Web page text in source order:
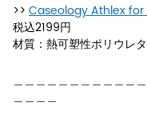
>> Caseology Athlex for
税込2199円
材質：熱可塑性ポリウレ
＿＿＿＿＿＿＿＿＿＿＿
＿＿＿＿